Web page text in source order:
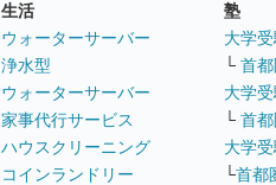
生活
ウォーターサーバー
浄水型
ウォーターサーバー
家事代行サービス
ハウスクリーニング
コインランドリー
塾
大学
└ 首都
大学
└ 首都
大学
└首都